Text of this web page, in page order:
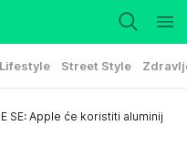
Lifestyle Street Style
SE: Apple će koristiti aluminij